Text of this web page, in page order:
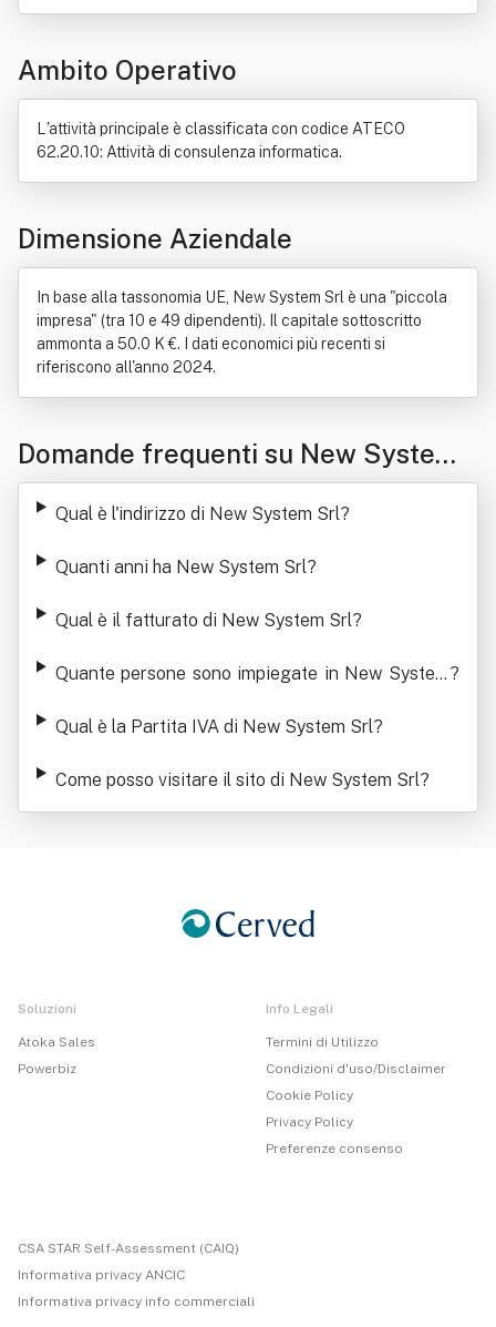
Informatica
Prodotto Software
Bene immobile
Ambito Operativo
L'attività principale è classificata con codice ATECO
62.20.10: Attività di consulenza informatica.
Dimensione Aziendale
In base alla tassonomia UE, New System Srl è una "piccola
impresa" (tra 10 e 49 dipendenti). Il capitale sottoscritto
ammonta a 50.0 K €. I dati economici più recenti si
riferiscono all'anno 2024.
Domande frequenti su New System
Srl
Qual è l'indirizzo di New System Srl?
Quanti anni ha New System Srl?
Qual è il fatturato di New System Srl?
Quante persone sono impiegate in New System ?
Qual è la Partita IVA di New System Srl?
Come posso visitare il sito di New System Srl?
Soluzioni
Atoka Sales
Powerbiz
Info Legali
Termini di Utilizzo
Condizioni d'uso/Disclaimer
Cookie Policy
Privacy Policy
Preferenze consenso
CSA STAR Self-Assessment (CAIQ)
Informativa privacy ANCIC
Informativa privacy info commerciali